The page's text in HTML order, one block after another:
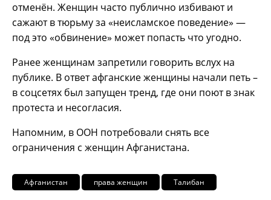
отменён. Женщин часто публично избивают и
сажают в тюрьму за «неисламское поведение» —
под это «обвинение» может попасть что угодно.
Ранее женщинам запретили говорить вслух на
публике. В ответ афганские женщины начали петь –
в соцсетях был запущен тренд, где они поют в знак
протеста и несогласия.
Напомним, в ООН потребовали снять все
ограничения с женщин Афганистана.
Афганистан права женщин Талибан